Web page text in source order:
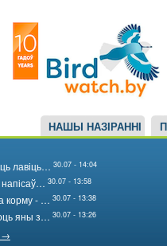
НАШЫ НАЗІРАННІ
лавіць… 30.07 - 14:04
напісаў… 30.07 - 13:58
корму - … 30.07 - 13:38
яны з… 30.07 - 13:26
→